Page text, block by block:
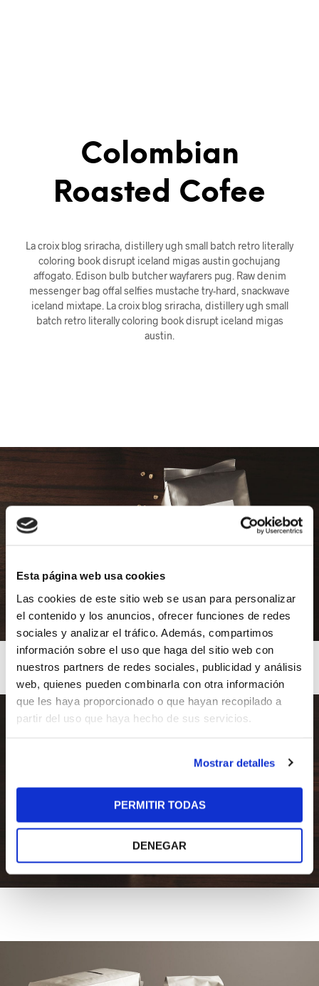
Esta página web usa cookies
Las cookies de este sitio web se usan para personalizar
el contenido y los anuncios, ofrecer funciones de redes
sociales y analizar el tráfico. Además, compartimos
información sobre el uso que haga del sitio web con
nuestros partners de redes sociales, publicidad y análisis
web, quienes pueden combinarla con otra información
que les haya proporcionado o que hayan recopilado a
partir del uso que haya hecho de sus servicios.
Mostrar detalles
PERMITIR TODAS
DENEGAR
Colombian
Roasted Cofee
La croix blog sriracha, distillery ugh small batch retro literally
coloring book disrupt iceland migas austin gochujang
affogato. Edison bulb butcher wayfarers pug. Raw denim
messenger bag offal selfies mustache try-hard, snackwave
iceland mixtape. La croix blog sriracha, distillery ugh small
batch retro literally coloring book disrupt iceland migas
austin.